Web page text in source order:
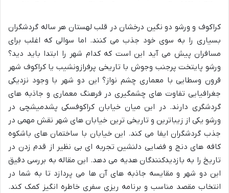
کراکوف و ورشو دو نگین درخشان در قلب لهستان هر ساله گردشگران
بسیاری را به سوی خود جذب می کنند. اما سوالی که اغلب برای
مسافران پیش می آید این است که کدام شهر را ابتدا باید دید؟
ورشو پایتخت پرجنب وجوش با تاریخی پرفرازونشیب یا کراکوف شهر
قرون وسطایی با معماری چشم نواز؟ این دو شهر با وجود نزدیکی
جغرافیایی تفاوت های چشمگیری در فرهنگ معماری و جاذبه های
گردشگری دارند. در این میان خیابان کراکوفسکی پشدمیشچی در
ورشو یکی از زیباترین و تاریخی ترین خیابان های شهر نقش مهمی در
جذب گردشگران ایفا می کند. این خیابان با ساختمان های باشکوه
کافه های دنج و فضایی دلنشین تجربه ای بی نظیر از قدم زدن در
تاریخ را به بازدیدکنندگان هدیه می دهد. این مقاله به بررسی دقیق
این دو شهر و مقایسه جاذبه های آن ها می پردازد تا به شما در
انتخاب مقصد مناسب و برنامه ریزی سفری خاطره انگیز کمک کند.